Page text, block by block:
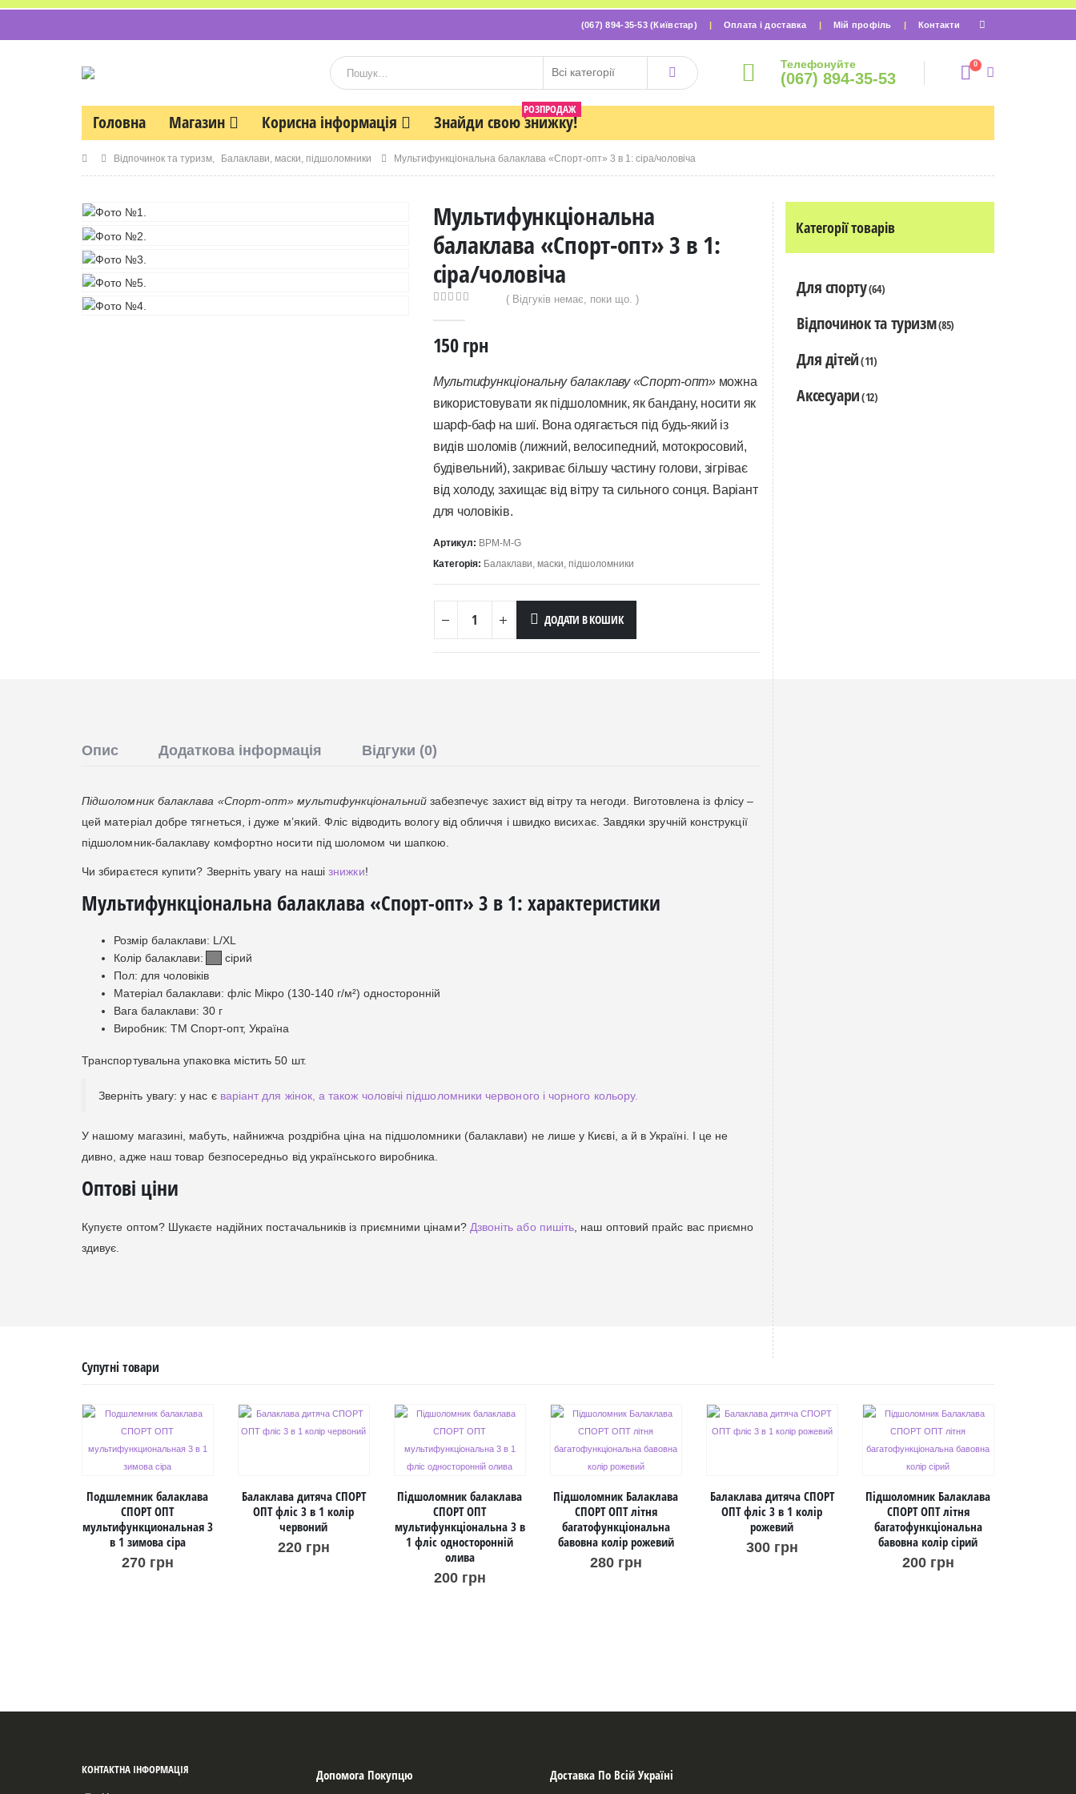
(067) 894-35-53 (Київстар) Оплата і доставка Мій профіль Контакти
Телефонуйте
(067) 894-35-53
0
Головна Магазин Корисна інформація Знайди свою знижку!
РОЗПРОДАЖ
Відпочинок та туризм, Балаклави, маски, підшоломники Мультифункціональна балаклава «Спорт-опт» 3 в 1: сіра/чоловіча
Мультифункціональна
балаклава «Спорт-опт» 3 в 1:
сіра/чоловіча
( Відгуків немає, поки що. )
150грн
Мультифункціональну балаклаву «Спорт-опт»можна
використовувати як підшоломник, як бандану, носити як
шарф-баф на шиї. Вона одягається під будь-який із
видів шоломів (лижний, велосипедний, мотокросовий,
будівельний), закриває більшу частину голови, зігріває
від холоду, захищає від вітру та сильного сонця. Варіант
для чоловіків.
Артикул: BPM-M-G
Категорія: Балаклави, маски, підшоломники
ДОДАТИ В КОШИК
Опис Додаткова інформація Відгуки (0)
Підшоломник балаклава «Спорт-опт» мультифункціональнийзабезпечує захист від вітру та негоди. Виготовлена ​​із флісу –
цей матеріал добре тягнеться, і дуже м’який. Фліс відводить вологу від обличчя і швидко висихає. Завдяки зручній конструкції
підшоломник-балаклаву комфортно носити під шоломом чи шапкою.
Чи збираєтеся купити? Зверніть увагу на нашізнижки!
Мультифункціональна балаклава «Спорт-опт» 3 в 1: характеристики
Розмір балаклави: L/XL
Колір балаклави:
сірий
Пол: для чоловіків
Матеріал балаклави: фліс Мікро (130-140 г/м²) односторонній
Вага балаклави: 30 г
Виробник: ТМ Спорт-опт, Україна
Транспортувальна упаковка містить 50 шт.
Зверніть увагу: у нас є варіант для жінок, а також чоловічі підшоломникичервоногоі чорного кольору.
У нашому магазині, мабуть, найнижча роздрібна ціна на підшоломники (балаклави) не лише у Києві, а й в Україні. І це не
дивно, адже наш товар безпосередньо від українського виробника.
Оптові ціни
Купуєте оптом? Шукаєте надійних постачальників із приємними цінами? Дзвоніть або пишіть, наш оптовий прайс вас приємно
здивує.
Категорії товарів
Для спорту(64)
Відпочинок та туризм(85)
Для дітей(11)
Аксесуари(12)
Супутні товари
Подшлемник балаклава
СПОРТ ОПТ
мультифункциональная 3
в 1 зимова сіра
270 грн
Балаклава дитяча СПОРТ
ОПТ фліс 3 в 1 колір
червоний
220 грн
Підшоломник балаклава
СПОРТ ОПТ
мультифункціональна 3 в
1 фліс односторонній
олива
200 грн
Підшоломник Балаклава
СПОРТ ОПТ літня
багатофункціональна
бавовна колір рожевий
280 грн
Балаклава дитяча СПОРТ
ОПТ фліс 3 в 1 колір
рожевий
300 грн
Підшоломник Балаклава
СПОРТ ОПТ літня
багатофункціональна
бавовна колір сірий
200 грн
КОНТАКТНА ІНФОРМАЦІЯ Допомога Покупцю Доставка По Всій Україні